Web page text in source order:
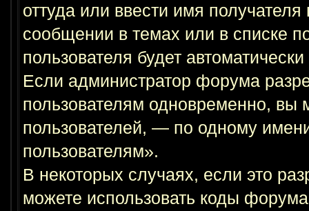
оттуда или ввести имя
сообщении в темах или в списке
пользователя будет
Если администратор форума
пользователям одновременно, вы
пользователей, — по одному
пользователям».
В некоторых случаях, если это
можете использовать коды